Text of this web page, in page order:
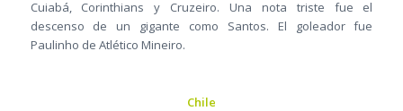
Cuiabá, Corinthians y Cruzeiro. Una nota triste fue el
descenso de un gigante como Santos. El goleador fue
Paulinho de Atlético Mineiro.
Chile